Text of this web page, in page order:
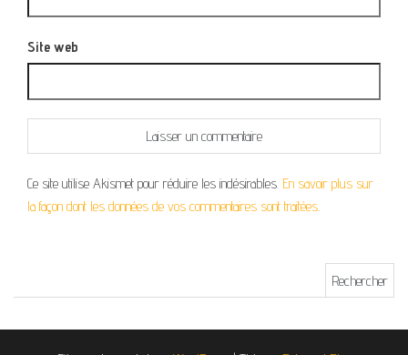
Site web
Ce site utilise Akismet pour réduire les indésirables. En savoir plus sur
la façon dont les données de vos commentaires sont traitées.